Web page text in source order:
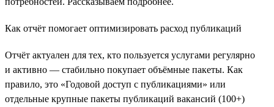
Как отчёт помогает оптимизировать расход публикаций
Отчёт актуален для тех, кто пользуется услугами регулярно
и активно — стабильно покупает объёмные пакеты. Как
правило, это «Годовой доступ с публикациями» или
отдельные крупные пакеты публикаций вакансий (100+)